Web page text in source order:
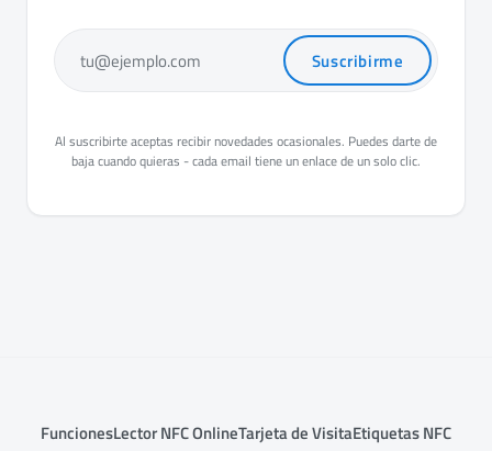
tu@ejemplo.com Suscribirme
Al suscribirte aceptas recibir novedades ocasionales. Puedes darte de
baja cuando quieras - cada email tiene un enlace de un solo clic.
FuncionesLector NFC OnlineTarjeta de VisitaEtiquetas NFC